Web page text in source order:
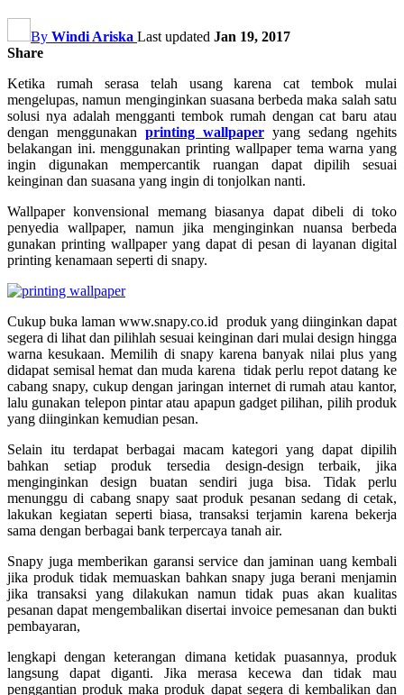
By Windi Ariska Last updated Jan 19, 2017
Share
Ketika rumah serasa telah usang karena cat tembok mulai
mengelupas, namun menginginkan suasana berbeda maka salah satu
solusi nya adalah mengganti tembok rumah dengan cat baru atau
dengan menggunakan printing wallpaper yang sedang ngehits
belakangan ini. menggunakan printing wallpaper tema warna yang
ingin digunakan mempercantik ruangan dapat dipilih sesuai
keinginan dan suasana yang ingin di tonjolkan nanti.
Wallpaper konvensional memang biasanya dapat dibeli di toko
penyedia wallpaper, namun jika menginginkan nuansa berbeda
gunakan printing wallpaper yang dapat di pesan di layanan digital
printing kenamaan seperti di snapy.
Cukup buka laman www.snapy.co.id produk yang diinginkan dapat
segera di lihat dan pilihlah sesuai keinginan dari mulai design hingga
warna kesukaan. Memilih di snapy karena banyak nilai plus yang
didapat semisal hemat dan muda karena tidak perlu repot datang ke
cabang snapy, cukup dengan jaringan internet di rumah atau kantor,
lalu gunakan telepon pintar atau apapun gadget pilihan, pilih produk
yang diinginkan kemudian pesan.
Selain itu terdapat berbagai macam kategori yang dapat dipilih
bahkan setiap produk tersedia design-design terbaik, jika
menginginkan design buatan sendiri juga bisa. Tidak perlu
menunggu di cabang snapy saat produk pesanan sedang di cetak,
lakukan kegiatan seperti biasa, transaksi terjamin karena bekerja
sama dengan berbagai bank terpercaya tanah air.
Snapy juga memberikan garansi service dan jaminan uang kembali
jika produk tidak memuaskan bahkan snapy juga berani menjamin
jika transaksi yang dilakukan namun tidak puas akan kualitas
pesanan dapat mengembalikan disertai invoice pemesanan dan bukti
pembayaran,
lengkapi dengan keterangan dimana ketidak puasannya, produk
langsung dapat diganti. Jika merasa kecewa dan tidak mau
penggantian produk maka produk dapat segera di kembalikan dan